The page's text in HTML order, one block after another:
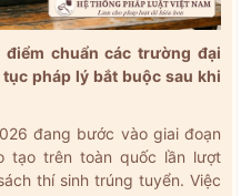
chuẩn các trường đại
pháp lý bắt buộc sau khi
đang bước vào giai đoạn
tạo trên toàn quốc lần lượt
thí sinh trúng tuyển. Việc